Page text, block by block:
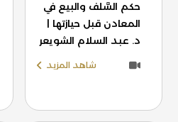
حكم السَّلف والبيع في
المعادن قبل حيازتها |
د. عبد السلام الشويعر
شاهد المزيد